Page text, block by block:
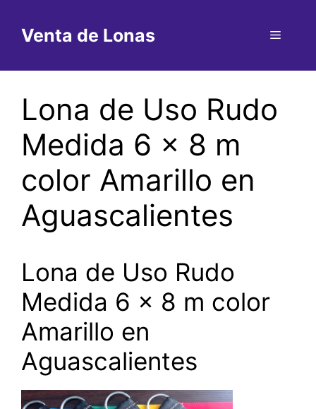
contenido
Venta de Lonas Menú
Lona de Uso Rudo
Medida 6 x 8 m
color Amarillo en
Aguascalientes
Lona de Uso Rudo
Medida 6 x 8 m color
Amarillo en
Aguascalientes